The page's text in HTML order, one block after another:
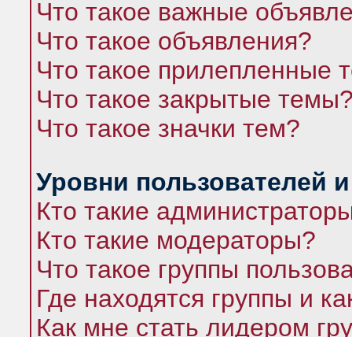
Что такое важные
Что такое объявления?
Что такое прилепленные
Что такое закрытые
Что такое значки тем?
Уровни пользователей
Кто такие
Кто такие модераторы?
Что такое группы
Где находятся группы и
Как мне стать лидером